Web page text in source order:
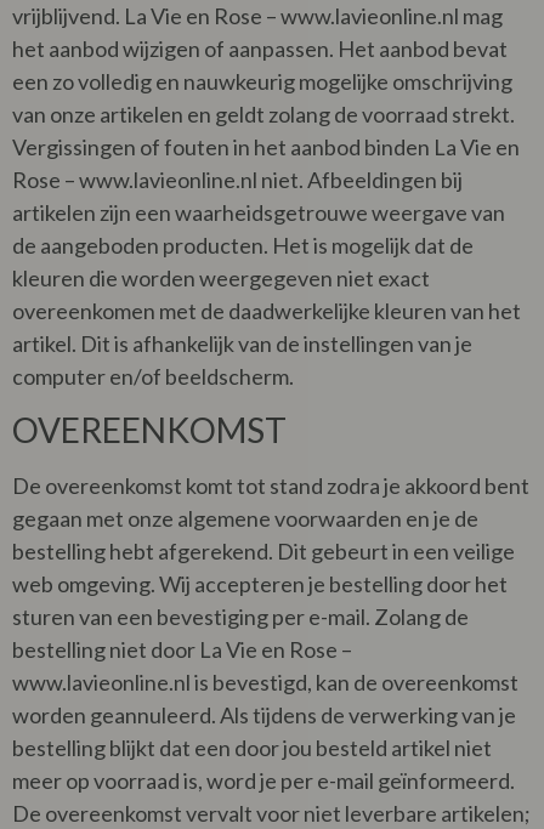
vrijblijvend. La Vie en Rose – www.lavieonline.nl mag
het aanbod wijzigen of aanpassen. Het aanbod bevat
een zo volledig en nauwkeurig mogelijke omschrijving
van onze artikelen en geldt zolang de voorraad strekt.
Vergissingen of fouten in het aanbod binden La Vie en
Rose – www.lavieonline.nl niet. Afbeeldingen bij
artikelen zijn een waarheidsgetrouwe weergave van
de aangeboden producten. Het is mogelijk dat de
kleuren die worden weergegeven niet exact
overeenkomen met de daadwerkelijke kleuren van het
artikel. Dit is afhankelijk van de instellingen van je
computer en/of beeldscherm.
OVEREENKOMST
De overeenkomst komt tot stand zodra je akkoord bent
gegaan met onze algemene voorwaarden en je de
bestelling hebt afgerekend. Dit gebeurt in een veilige
web omgeving. Wij accepteren je bestelling door het
sturen van een bevestiging per e-mail. Zolang de
bestelling niet door La Vie en Rose –
www.lavieonline.nl is bevestigd, kan de overeenkomst
worden geannuleerd. Als tijdens de verwerking van je
bestelling blijkt dat een door jou besteld artikel niet
meer op voorraad is, word je per e-mail geïnformeerd.
De overeenkomst vervalt voor niet leverbare artikelen;